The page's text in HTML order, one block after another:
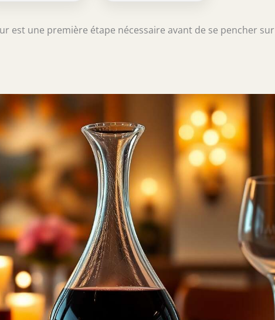
Lors de
Vin Rouge
Blanc Rosé,
Ensembles
de Bar Fête
Cadeau
Femme
Homme
avec
Anti-
Coffret
Cadeau
Homme
Parfait pour
Amateur
est une première étape nécessaire avant de se pencher sur